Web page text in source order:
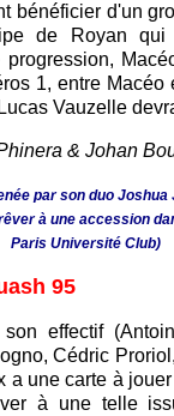
bénéficier d'un
de Royan qui
1, entre Macéo
Vauzelle
par son duo
à une accession
Paris Université Club)
95
son effectif
Cédric
a une carte à
à une telle